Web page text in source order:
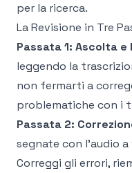
per la ricerca.
La Revisione in Tre
Passata 1: Ascolta e
leggendo la
non fermarti a
problematiche con i
Passata 2:
segnate con l'audio
Correggi gli errori,